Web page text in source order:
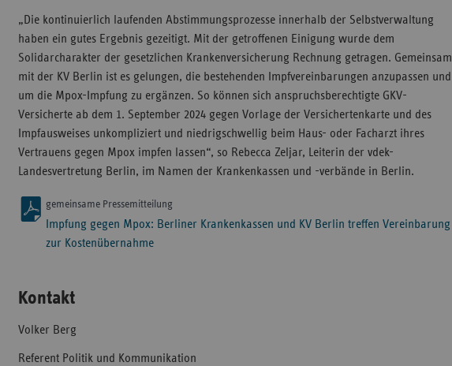
„Die kontinuierlich laufenden Abstimmungsprozesse innerhalb der Selbstverwaltung
haben ein gutes Ergebnis gezeitigt. Mit der getroffenen Einigung wurde dem
Solidarcharakter der gesetzlichen Krankenversicherung Rechnung getragen. Gemeinsam
mit der KV Berlin ist es gelungen, die bestehenden Impfvereinbarungen anzupassen und
um die Mpox-Impfung zu ergänzen. So können sich anspruchsberechtigte GKV-
Versicherte ab dem 1. September 2024 gegen Vorlage der Versichertenkarte und des
Impfausweises unkompliziert und niedrigschwellig beim Haus- oder Facharzt ihres
Vertrauens gegen Mpox impfen lassen“, so Rebecca Zeljar, Leiterin der vdek-
Landesvertretung Berlin, im Namen der Krankenkassen und -verbände in Berlin.
gemeinsame Pressemitteilung
Impfung gegen Mpox: Berliner Krankenkassen und KV Berlin treffen Vereinbarung
zur Kostenübernahme
Kontakt
Volker Berg
Referent Politik und Kommunikation